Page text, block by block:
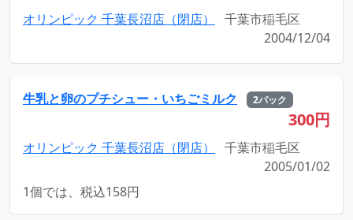
オリンピック 千葉長沼店（閉店）
千葉市稲毛区
2004/12/04
牛乳と卵のプチシュー・いちごミルク 2パック
300円
オリンピック 千葉長沼店（閉店）
千葉市稲毛区
2005/01/02
1個では、税込158円